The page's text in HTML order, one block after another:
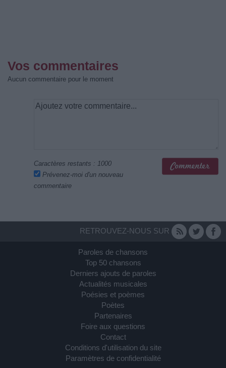
Vos commentaires
Aucun commentaire pour le moment
Caractères restants : 1000
Prévenez-moi d'un nouveau
commentaire
RETROUVEZ-NOUS SUR
Paroles de chansons
Top 50 chansons
Derniers ajouts de paroles
Actualités musicales
Poésies et poèmes
Poètes
Partenaires
Foire aux questions
Contact
Conditions d'utilisation du site
Paramètres de confidentialité